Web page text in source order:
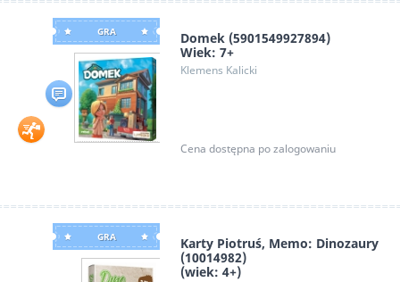
GRA
Icon
Domek (5901549927894)
Wiek: 7+
Klemens Kalicki
Cena dostępna po zalogowaniu
GRA
Karty Piotruś, Memo: Dinozaury
(10014982)
(wiek: 4+)